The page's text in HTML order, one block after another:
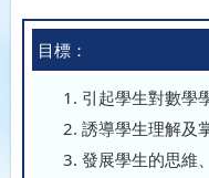
目標：
引起學生對數學
誘導學生理解及
發展學生的思維